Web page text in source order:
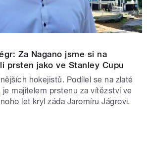
Za Nagano jsme si na
prsten jako ve Stanley Cupu
hokejistů. Podílel se na zlaté
je majitelem prstenu za vítězství ve
let kryl záda Jaromíru Jágrovi.